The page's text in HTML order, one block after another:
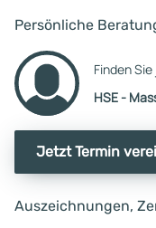
erbracht wurden und
anderen Firmen
waren.Eine
Lösung wurde von
verweigert.Diese
Geschäftspraxis
das Gesamtbild des
Bauvorhabens. Ich
gespannt ob meine
den Zugang zu den
Persönliche
Finden
HSE -
Jetzt Termin
Auszeichnungen,